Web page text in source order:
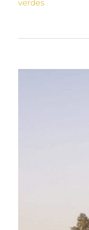
verdes